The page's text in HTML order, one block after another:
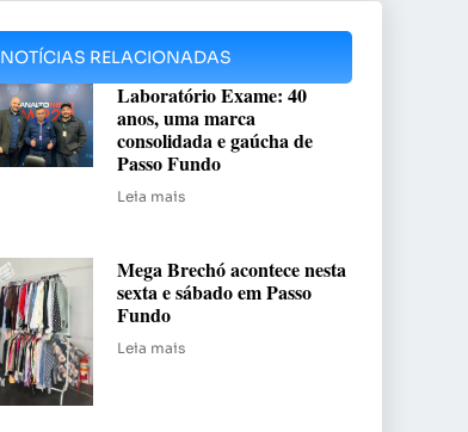
NOTÍCIAS RELACIONADAS
Laboratório Exame: 40
anos, uma marca
consolidada e gaúcha de
Passo Fundo
Leia mais
Mega Brechó acontece nesta
sexta e sábado em Passo
Fundo
Leia mais